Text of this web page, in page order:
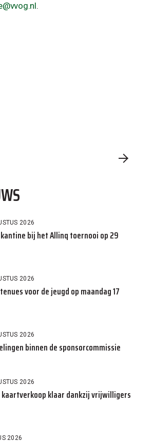
.
2026
bij het Allinq toernooi op 29
2026
voor de jeugd op maandag 17
2026
binnen de sponsorcommissie
2026
kaartverkoop klaar dankzij vrijwilligers
2026